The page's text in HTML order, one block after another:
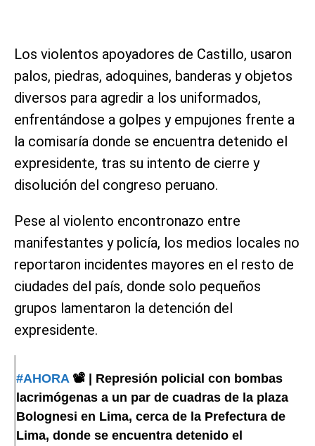
Los violentos apoyadores de Castillo, usaron
palos, piedras, adoquines, banderas y objetos
diversos para agredir a los uniformados,
enfrentándose a golpes y empujones frente a
la comisaría donde se encuentra detenido el
expresidente, tras su intento de cierre y
disolución del congreso peruano.
Pese al violento encontronazo entre
manifestantes y policía, los medios locales no
reportaron incidentes mayores en el resto de
ciudades del país, donde solo pequeños
grupos lamentaron la detención del
expresidente.
#AHORA 📽️ | Represión policial con bombas
lacrimógenas a un par de cuadras de la plaza
Bolognesi en Lima, cerca de la Prefectura de
Lima, donde se encuentra detenido el